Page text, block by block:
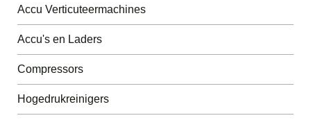
Accu Verticuteermachines
Accu's en Laders
Compressors
Hogedrukreinigers